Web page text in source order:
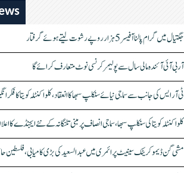
جگتیال میں گرام پالنا آفیسر 5 ہزار روپے رشوت لیتے ہوئے گرفتار
آر بی آئی آئندہ مالی سال سے پولیمر کرنسی نوٹ متعارف کرائے گا
ٹی آر ایس کی جانب سے سماجی نیائے سنکلپ سبھا کا انعقاد، کلواکنٹلہ کویتا کا فکر
کلواکنٹلہ کویتا کی سنکلپ سبھا، سماجی انصاف پر مبنی تلنگانہ کے نئے ایجنڈے کا
مشی گن ڈیموکریٹک سینیٹ پرائمری میں عبدالسعید کی بڑی کامیابی، فلسطین